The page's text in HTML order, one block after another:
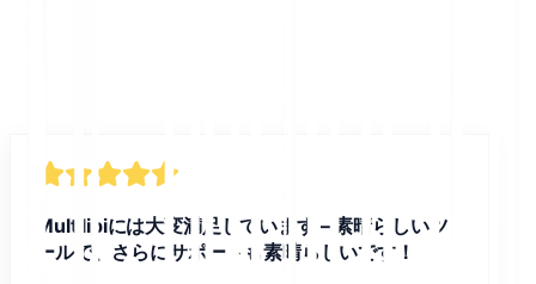
Multilipiには大変満足しています – 素晴らしいツ
ールで、さらにサポートも素晴らしいです！